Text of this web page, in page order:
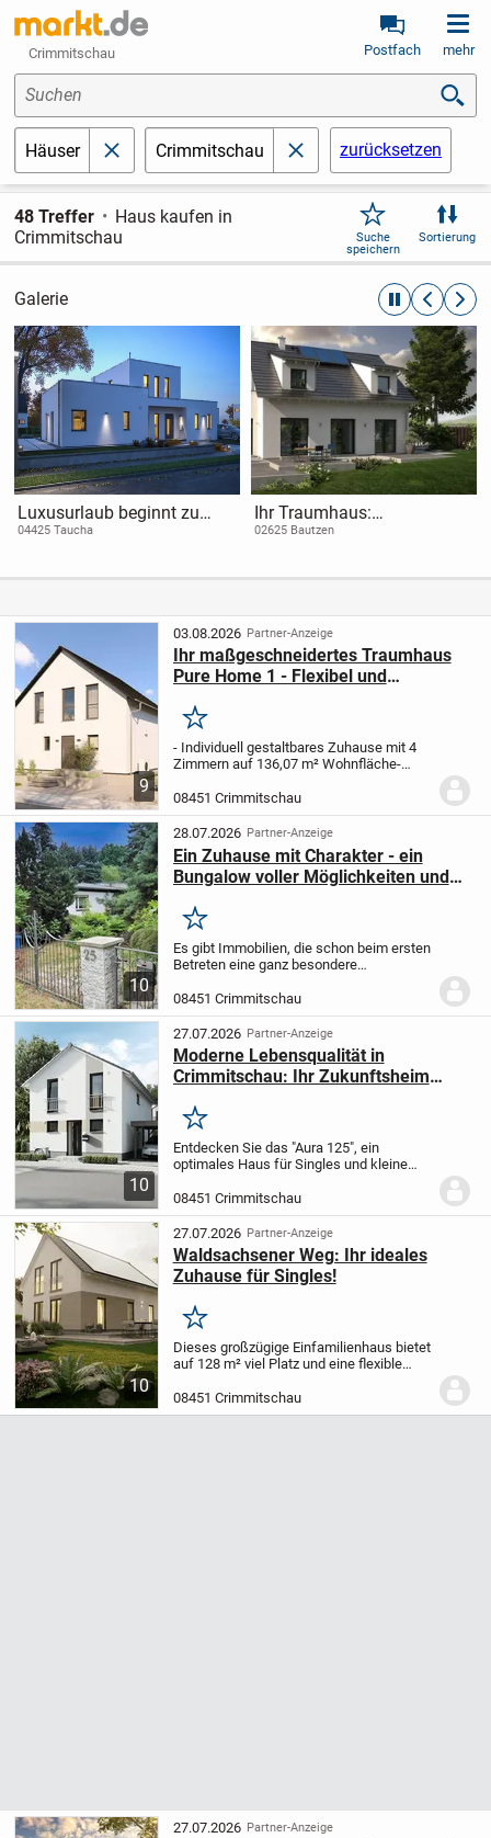
Crimmitschau Postfach mehr
Suchen
Häuser schließenCrimmitschau schließenzurücksetzen
48 Treffer
Haus kaufen in
Crimmitschau
Suche
speichern
Sortierung
Galerie automatische
Luxusurlaub beginnt zu
Hause inkl. Grundstück
04425 Taucha
Ihr Traumhaus:
Lichterfülltes Wohnen im
02625 Bautzen
9
03.08.2026 Partner-Anzeige
Ihr maßgeschneidertes Traumhaus
Pure Home 1 - Flexibel und
Merken
- Individuell gestaltbares Zuhause mit 4
Zimmern auf 136,07 m² Wohnfläche-
einem Badezimmer und zusätzlichem
Gäste-WC - ideal für Familien oder Paare-
Hausplanung...
08451 Crimmitschau
10
28.07.2026 Partner-Anzeige
Ein Zuhause mit Charakter - ein
Bungalow voller Möglichkeiten und
Märchen!
Merken
Es gibt Immobilien, die schon beim ersten
Betreten eine ganz besondere
charmante Bungalow aus dem Jahr 1973
ist genau so ein Ort. Eingebettet in ein
beeindruckendes...
08451 Crimmitschau
10
27.07.2026 Partner-Anzeige
Moderne Lebensqualität in
Crimmitschau: Ihr Zukunftsheim
Merken
Entdecken Sie das "Aura 125", ein
optimales Haus für Singles und kleine
es großzügigen Wohnraum und flexible
Grundrisse. Genießen Sie die Nähe zu
Einkaufsmö...
08451 Crimmitschau
10
27.07.2026 Partner-Anzeige
Waldsachsener Weg: Ihr ideales
Zuhause für Singles!
Merken
Dieses großzügige Einfamilienhaus bietet
auf 128 m² viel Platz und eine flexible
Licht durchflutete Wohnzimmer, die
ansprechende Essecke und die moderne
08451 Crimmitschau
27.07.2026 Partner-Anzeige